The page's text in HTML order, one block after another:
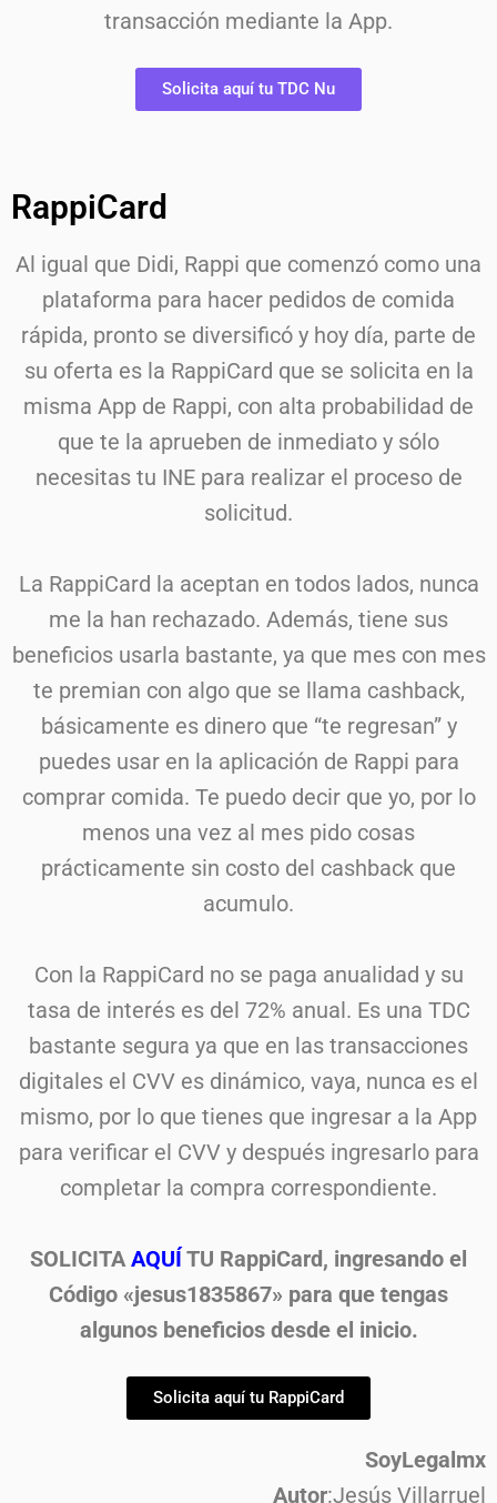
transacción mediante la App.
Solicita aquí tu TDC Nu
RappiCard
Al igual que Didi, Rappi que comenzó como una
plataforma para hacer pedidos de comida
rápida, pronto se diversificó y hoy día, parte de
su oferta es la RappiCard que se solicita en la
misma App de Rappi, con alta probabilidad de
que te la aprueben de inmediato y sólo
necesitas tu INE para realizar el proceso de
solicitud.
La RappiCard la aceptan en todos lados, nunca
me la han rechazado. Además, tiene sus
beneficios usarla bastante, ya que mes con mes
te premian con algo que se llama cashback,
básicamente es dinero que “te regresan” y
puedes usar en la aplicación de Rappi para
comprar comida. Te puedo decir que yo, por lo
menos una vez al mes pido cosas
prácticamente sin costo del cashback que
acumulo.
Con la RappiCard no se paga anualidad y su
tasa de interés es del 72% anual. Es una TDC
bastante segura ya que en las transacciones
digitales el CVV es dinámico, vaya, nunca es el
mismo, por lo que tienes que ingresar a la App
para verificar el CVV y después ingresarlo para
completar la compra correspondiente.
SOLICITAAQUÍ TU RappiCard, ingresando el
Código «jesus1835867» para que tengas
algunos beneficios desde el inicio.
Solicita aquí tu RappiCard
SoyLegalmx
Autor:Jesús Villarruel